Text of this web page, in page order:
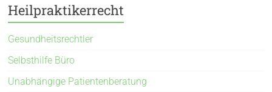
Heilpraktikerrecht
Gesundheitsrechtler
Selbsthilfe Büro
Unabhängige Patientenberatung